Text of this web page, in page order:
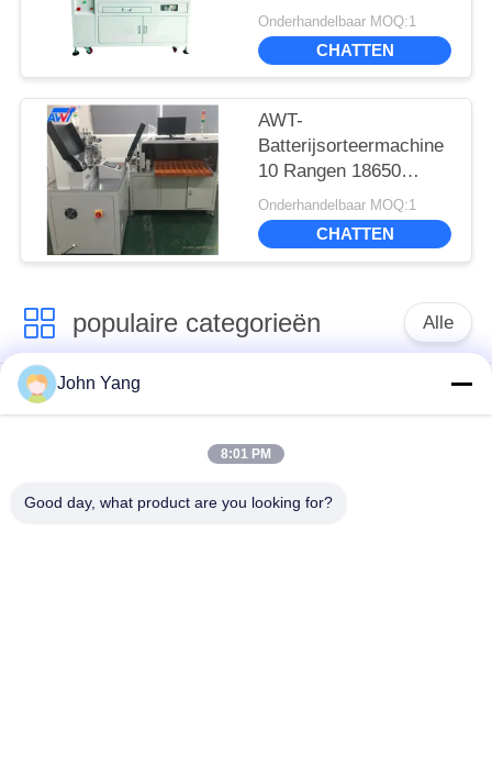
Batterij die
Sorteermachine
sorteren
Onderhandelbaar MOQ:1
CHATTEN
AWT-
Batterijsorteermachine
10 Rangen 18650
Isolatiedocument
Plakkende Machine
Onderhandelbaar MOQ:1
CHATTEN
populaire categorieën Alle
de vleklasser van de
lithiumbatterij
18650 Batterijvlek
precisievlek
celtestmateriaal
John Yang
8:01 PM
Good day, what product are you looking for?